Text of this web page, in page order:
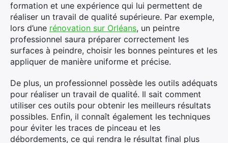
formation et une expérience qui lui permettent de
réaliser un travail de qualité supérieure. Par exemple,
lors d’une rénovation sur Orléans, un peintre
professionnel saura préparer correctement les
surfaces à peindre, choisir les bonnes peintures et les
appliquer de manière uniforme et précise.
De plus, un professionnel possède les outils adéquats
pour réaliser un travail de qualité. Il sait comment
utiliser ces outils pour obtenir les meilleurs résultats
possibles. Enfin, il connaît également les techniques
pour éviter les traces de pinceau et les
débordements, ce qui rendra le résultat final plus